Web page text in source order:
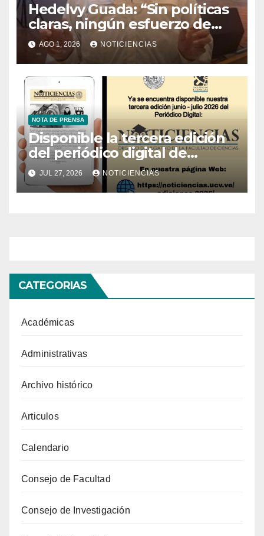
Hedelvy Guada: “Sin políticas
claras, ningún esfuerzo de
conservación rendirá frutos”
AGO 1, 2026 NOTICIENCIAS
NOTA DE PRENSA
Disponible la tercera edición
del periódico digital de
Noticiencias 2026
JUL 27, 2026 NOTICIENCIAS
CATEGORIAS
Académicas
Administrativas
Archivo histórico
Articulos
Calendario
Consejo de Facultad
Consejo de Investigación